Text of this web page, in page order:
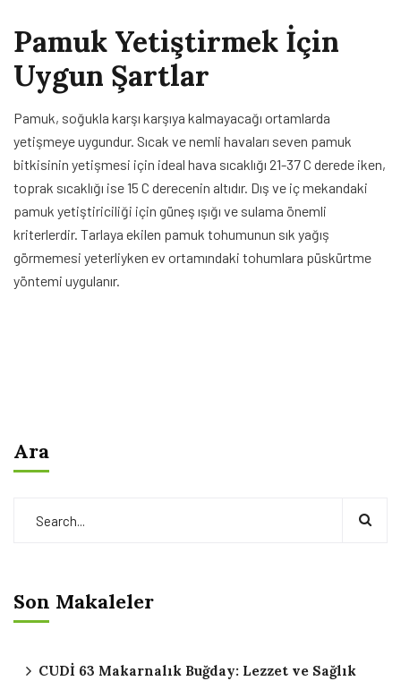
Pamuk Yetiştirmek İçin
Uygun Şartlar
Pamuk, soğukla karşı karşıya kalmayacağı ortamlarda
yetişmeye uygundur. Sıcak ve nemli havaları seven pamuk
bitkisinin yetişmesi için ideal hava sıcaklığı 21-37 C derede iken,
toprak sıcaklığı ise 15 C derecenin altıdır. Dış ve iç mekandaki
pamuk yetiştiriciliği için güneş ışığı ve sulama önemli
kriterlerdir. Tarlaya ekilen pamuk tohumunun sık yağış
görmemesi yeterliyken ev ortamındaki tohumlara püskürtme
yöntemi uygulanır.
Ara
Son Makaleler
CUDİ 63 Makarnalık Buğday: Lezzet ve Sağlık